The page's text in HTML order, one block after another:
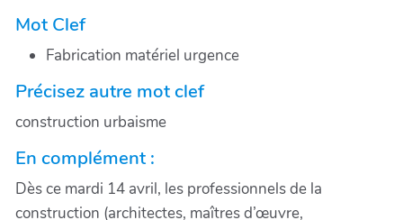
Mot Clef
Fabrication matériel urgence
Précisez autre mot clef
construction urbaisme
En complément :
Dès ce mardi 14 avril, les professionnels de la
construction (architectes, maîtres d’œuvre,